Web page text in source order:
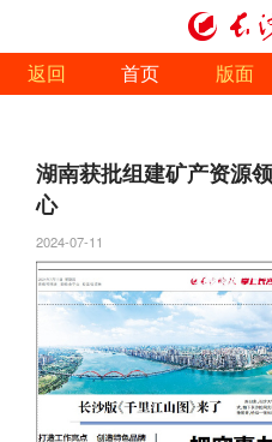
返回 首页 版面
湖南获批组建矿产资源
心
2024-07-11